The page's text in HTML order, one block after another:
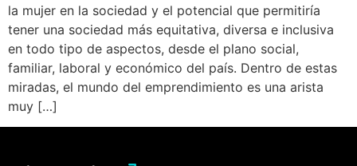
la mujer en la sociedad y el potencial que permitiría
tener una sociedad más equitativa, diversa e inclusiva
en todo tipo de aspectos, desde el plano social,
familiar, laboral y económico del país. Dentro de estas
miradas, el mundo del emprendimiento es una arista
muy […]